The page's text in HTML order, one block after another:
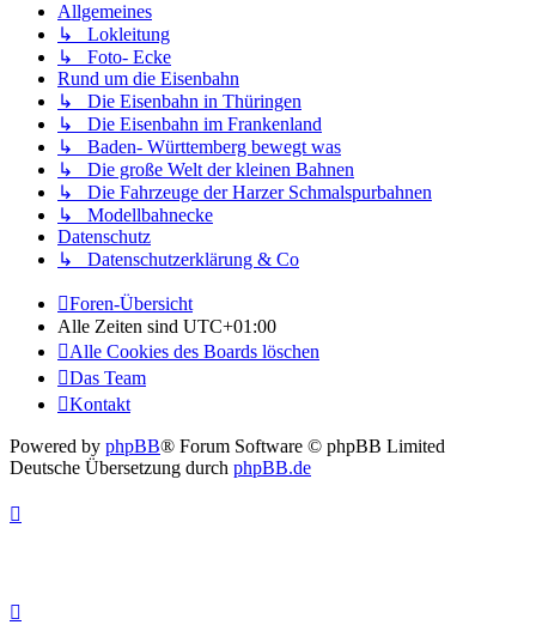
Allgemeines
↳ Lokleitung
↳ Foto- Ecke
Rund um die Eisenbahn
↳ Die Eisenbahn in Thüringen
↳ Die Eisenbahn im Frankenland
↳ Baden- Württemberg bewegt was
↳ Die große Welt der kleinen Bahnen
↳ Die Fahrzeuge der Harzer Schmalspurbahnen
↳ Modellbahnecke
Datenschutz
↳ Datenschutzerklärung & Co
Foren-Übersicht
Alle Zeiten sind UTC+01:00
Alle Cookies des Boards löschen
Das Team
Kontakt
Powered by phpBB® Forum Software © phpBB Limited
Deutsche Übersetzung durch phpBB.de